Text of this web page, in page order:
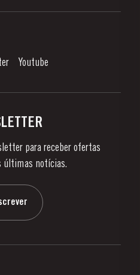
Youtube
para receber ofertas
últimas notícias.